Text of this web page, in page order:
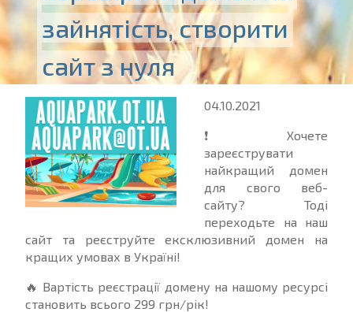
зайнятість, створити
сайт з нуля
04.10.2021
❗ Хочете
зареєструвати
найкращий домен
для свого веб-
сайту? Тоді
переходьте на наш
сайт та реєструйте ексклюзивний домен на
кращих умовах в Україні!
🔥 Вартість реєстрації домену на нашому ресурсі
становить всього 299 грн/рік!